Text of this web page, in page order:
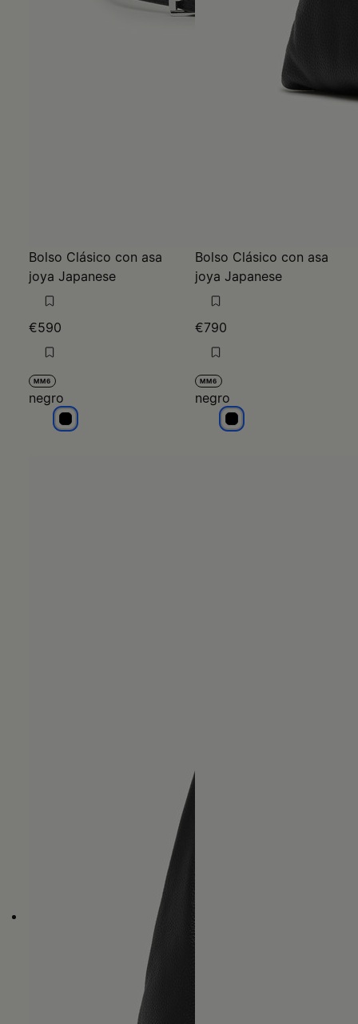
Bolso Clásico con asa
joya Japanese
€590
MM6
negro
negro
Bolso Clásico con asa
joya Japanese
€790
MM6
negro
negro